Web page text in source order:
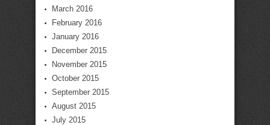
March 2016
February 2016
January 2016
December 2015
November 2015
October 2015
September 2015
August 2015
July 2015